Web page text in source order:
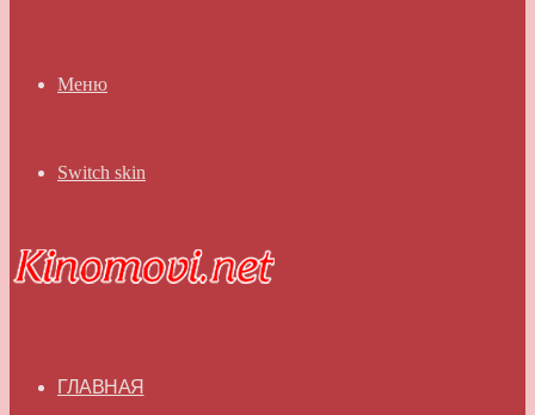
Меню
Switch skin
ГЛАВНАЯ